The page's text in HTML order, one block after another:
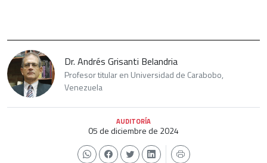
Dr. Andrés Grisanti Belandria
Profesor titular en Universidad de Carabobo,
Venezuela
AUDITORÍA
05 de diciembre de 2024